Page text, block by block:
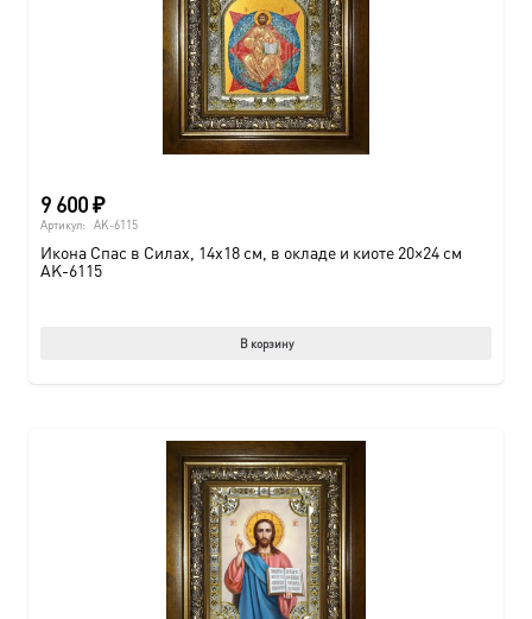
9 600₽
Артикул: AK-6115
Икона Спас в Силах, 14х18 см, в окладе и киоте 20×24 см
AK-6115
В корзину